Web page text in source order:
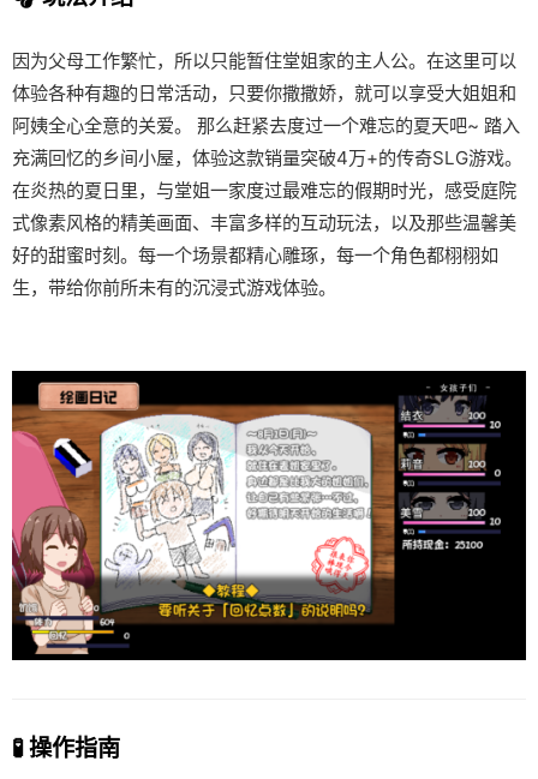
因为父母工作繁忙，所以只能暂住堂姐家的主人公。在这里可以
体验各种有趣的日常活动，只要你撒撒娇，就可以享受大姐姐和
阿姨全心全意的关爱。 那么赶紧去度过一个难忘的夏天吧~ 踏入
充满回忆的乡间小屋，体验这款销量突破4万+的传奇SLG游戏。
在炎热的夏日里，与堂姐一家度过最难忘的假期时光，感受庭院
式像素风格的精美画面、丰富多样的互动玩法，以及那些温馨美
好的甜蜜时刻。每一个场景都精心雕琢，每一个角色都栩栩如
生，带给你前所未有的沉浸式游戏体验。
🧪 操作指南